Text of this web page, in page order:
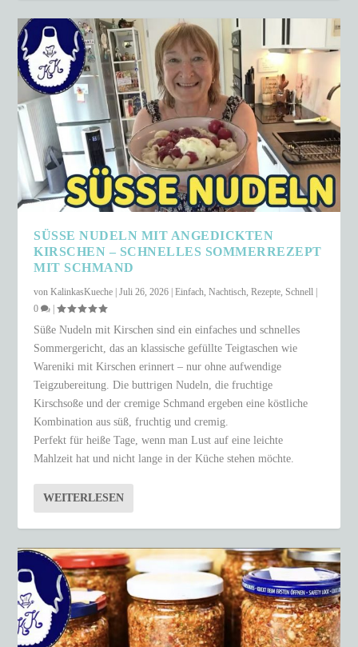
SÜSSE NUDELN MIT ANGEDICKTEN K
IRSCHEN – SCHNELLES SOMMERREZEPT M
IT SCHMAND
vonKalinkasKueche |Juli 26, 2026 |Einfach,Nachtisch,Rezepte,Schnell
0
|
Süße Nudeln mit Kirschen sind ein einfaches und schnelles
Sommergericht, das an klassische gefüllte Teigtaschen wie
Wareniki mit Kirschen erinnert – nur ohne aufwendige
Teigzubereitung. Die buttrigen Nudeln, die fruchtige
Kirschsoße und der cremige Schmand ergeben eine köstliche
Kombination aus süß, fruchtig und cremig.
Perfekt für heiße Tage, wenn man Lust auf eine leichte
Mahlzeit hat und nicht lange in der Küche stehen möchte.
WEITERLESEN